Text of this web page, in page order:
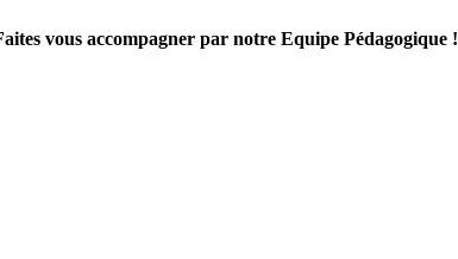
vous accompagner par notre Equipe Pédagogique !